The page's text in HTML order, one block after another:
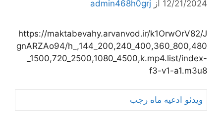
12/21/2024 از admin468h0grj
https://maktabevahy.arvanvod.ir/k1OrwOrV82/J
gnARZAo94/h_,144_200,240_400,360_800,480
_1500,720_2500,1080_4500,k.mp4.list/index-
f3-v1-a1.m3u8
ویدئو ادعیه ماه رجب